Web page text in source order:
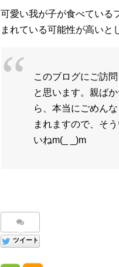
可愛い我が子が食べている
まれている可能性が高いと
このブログにご訪
と思います。親ば
ら、本当にごめん
まれますので、そ
いねm(_ _)m
ツイート